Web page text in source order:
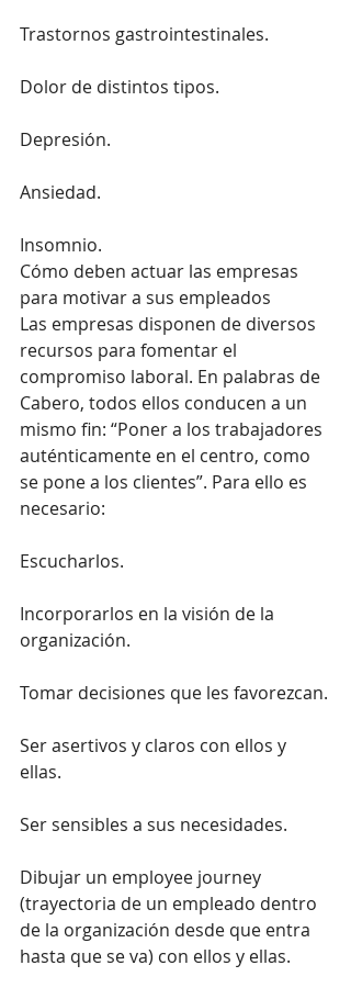
Trastornos gastrointestinales.
Dolor de distintos tipos.
Depresión.
Ansiedad.
Insomnio.
Cómo deben actuar las empresas
para motivar a sus empleados
Las empresas disponen de diversos
recursos para fomentar el
compromiso laboral. En palabras de
Cabero, todos ellos conducen a un
mismo fin: “Poner a los trabajadores
auténticamente en el centro, como
se pone a los clientes”. Para ello es
necesario:
Escucharlos.
Incorporarlos en la visión de la
organización.
Tomar decisiones que les favorezcan.
Ser asertivos y claros con ellos y
ellas.
Ser sensibles a sus necesidades.
Dibujar un employee journey
(trayectoria de un empleado dentro
de la organización desde que entra
hasta que se va) con ellos y ellas.